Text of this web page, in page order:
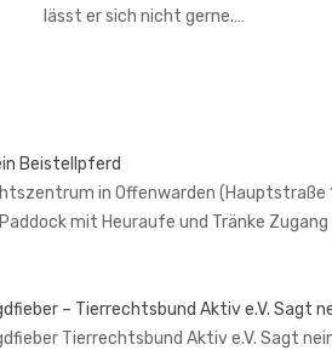
lässt er sich nicht gerne.…
Beistellpferd
in Offenwarden
mit Heuraufe und Tränke
– Tierrechtsbund Aktiv e.V. Sagt
Tierrechtsbund Aktiv e.V. Sagt